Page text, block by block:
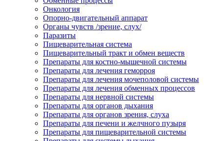
Онкология
Опорно-двигательный аппарат
Органы чувств /зрение, слух/
Паразиты
Пищеварительная система
Пищеварительный тракт и обмен веществ
Препараты для костно-мышечной системы
Препараты для лечения геморроя
Препараты для лечения мочеполовой системы
Препараты для лечения обменных процессов
Препараты для нервной системы
Препараты для органов дыхания
Препараты для органов зрения, слуха
Препараты для печени и желчного пузыря
Препараты для пищеварительной системы